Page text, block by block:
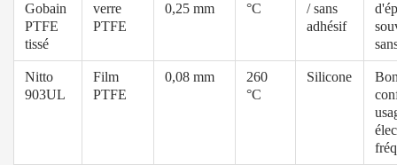
Gobain
PTFE
tissé
verre
PTFE
0,25 mm
°C
/ sans
adhésif
Nitto
903UL
Film
PTFE
0,08 mm
260
°C
Silicone